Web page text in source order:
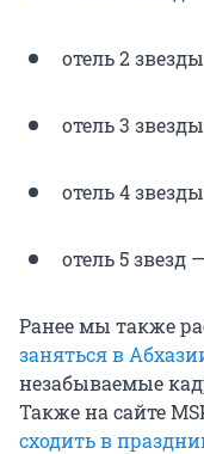
отель 2
отель 3
отель 4
отель 5 звезд
Ранее мы также
заняться в
незабываемые
Также на сайте
сходить в